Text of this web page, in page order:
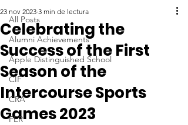
All Posts
Alumni Achievements
Apple Distinguished School
CIF
CRA
FER
Celebrating the
Success of the First
Season of the
Intercourse Sports
Games 2023
23 nov 2023 3 min de lectura